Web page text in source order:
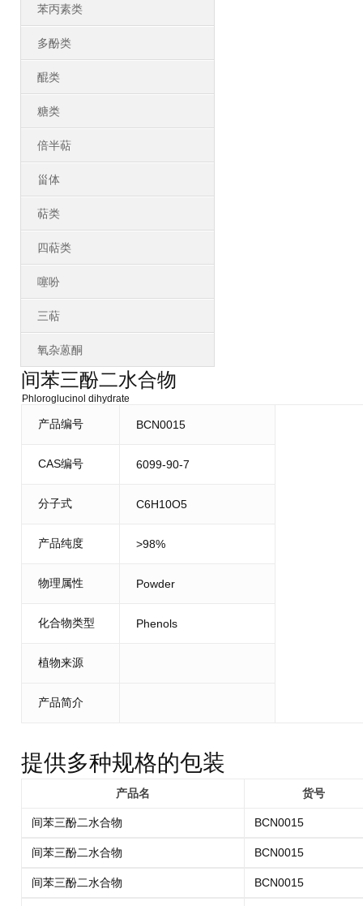
苯丙素类
多酚类
醌类
糖类
倍半萜
甾体
萜类
四萜类
噻吩
三萜
氧杂蒽酮
间苯三酚二水合物
Phloroglucinol dihydrate
产品编号 BCN0015
CAS编号 6099-90-7
分子式 C6H10O5
产品纯度 >98%
物理属性 Powder
化合物类型 Phenols
植物来源
产品简介
提供多种规格的包装
产品名 货号
间苯三酚二水合物 BCN0015
间苯三酚二水合物 BCN0015
间苯三酚二水合物 BCN0015